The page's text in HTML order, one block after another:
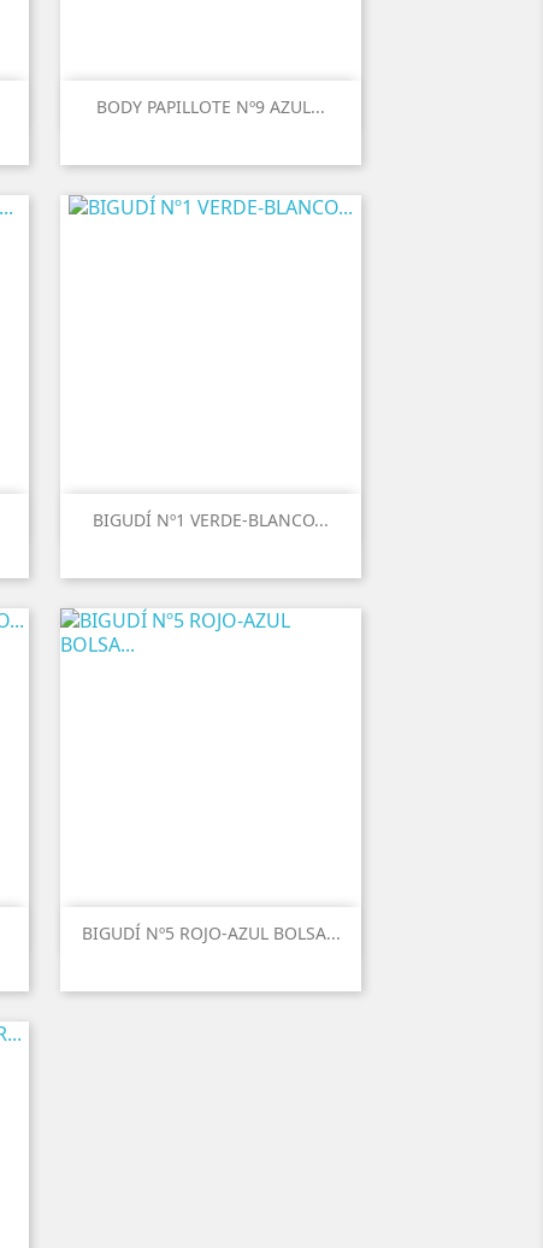
BODY PAPILLOTE Nº9 AZUL...
BIGUDÍ Nº1 VERDE-BLANCO...
BIGUDÍ Nº5 ROJO-AZUL BOLSA...